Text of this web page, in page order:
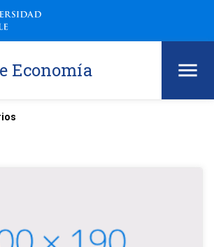
Economía